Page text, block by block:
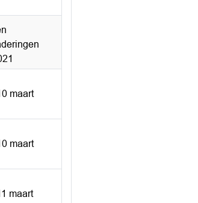
maart
maart
maart